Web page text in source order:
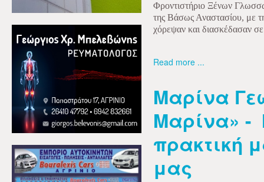
Φροντιστήριο Ξένων
της Βάσως Αναστασίου, με
χόρεψαν και διασκέδασαν
Read more ...
Μαρίνα
Μαρίνα» -
πρακτική
μας